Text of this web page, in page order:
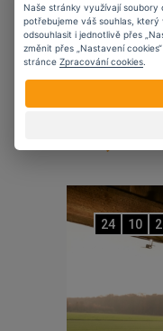
Edgar
24 10
Naše stránky využívají soubory
potřebujeme váš souhlas, který
odsouhlasit i jednotlivě přes
změnit přes „Nastavení
stránce Zpracování cookies